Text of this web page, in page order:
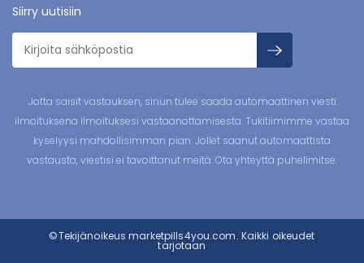
Siirry uutisiin
Jotta saisit vastauksen, sinun tulee saada automaattinen viesti
ilmoituksena ilmoituksesi vastaanottamisesta. Tukitiimimme vastaa
kyselyysi mahdollisimman pian. Jollet saanut automaattista
vastausta, viestisi ei tavoittanut meitä. Ota yhteyttä puhelimitse.
©Tekijänoikeus marketpills4you.com. Kaikki oikeudet
tarjotaan